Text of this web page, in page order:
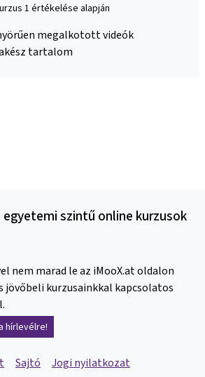
1 értékelése alapján
megalkotott videók
tartalom
egyetemi szintű online kurzusok
nem marad le az iMooX.at oldalon
jövőbeli kurzusainkkal kapcsolatos
hírlevélre!
Sajtó Jogi nyilatkozat